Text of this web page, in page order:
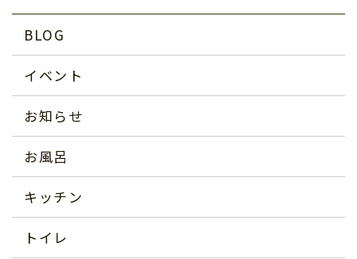
BLOG
イベント
お知らせ
お風呂
キッチン
トイレ